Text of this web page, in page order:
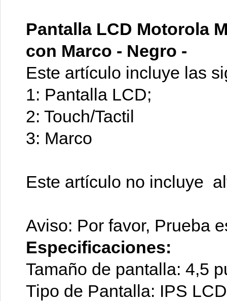
Pantalla LCD Motorola
con Marco - Negro -
Este artículo incluye las
1: Pantalla LCD;
2: Touch/Tactil
3: Marco
Este artículo no incluye
Aviso: Por favor, Prueba
Especificaciones:
Tamaño de pantalla: 4,5
Tipo de Pantalla: IPS